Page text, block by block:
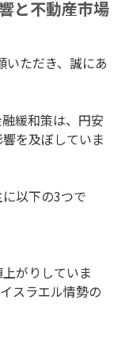
と不動産市場
ただき、誠にあ
緩和策は、円安
を及ぼしていま
以下の3つで
がりしていま
スラエル情勢の